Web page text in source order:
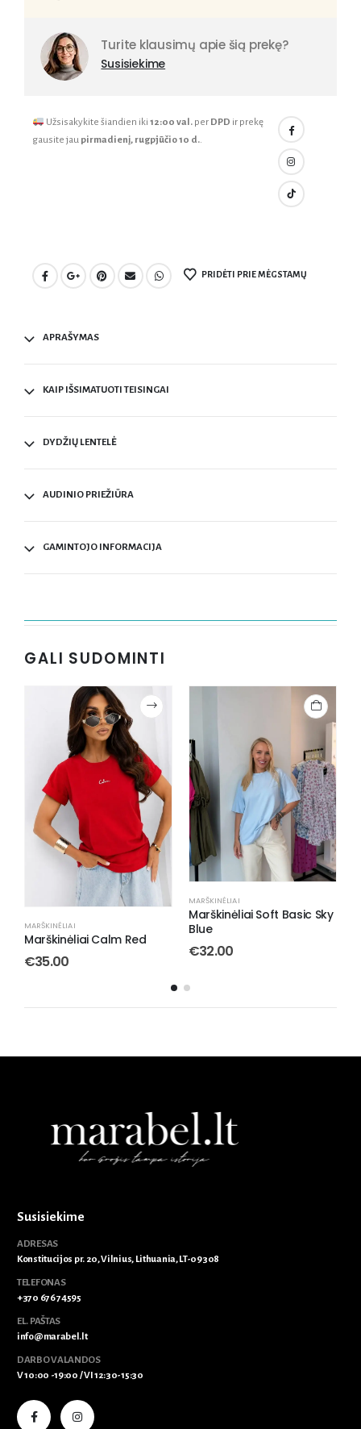
Turite klausimų apie šią prekę?
Susisiekime
Užsisakykite šiandien iki 12:00 val.per DPD ir prekę
gausite jau pirmadienį, rugpjūčio 10 d..
PRIDĖTI PRIE MĖGSTAMŲ
APRAŠYMAS
KAIP IŠSIMATUOTI TEISINGAI
DYDŽIŲ LENTELĖ
AUDINIO PRIEŽIŪRA
GAMINTOJO INFORMACIJA
GALI SUDOMINTI
Blue
PALAIDINĖS/TOPAI
Baziniai Marškinėliai Pink
€32.00
Konstitucijos pr. 20, Vilnius, Lithuania, LT-09308
+370 676 74595
info@marabel.lt
V 10:00 -19:00 / VI 12:30-15:30